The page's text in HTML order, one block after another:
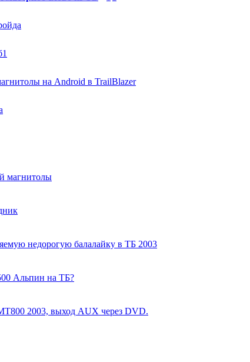
на Android в TrailBlazer
магнитолы
недорогую балалайку в ТБ 2003
Альпин на ТБ?
2003, выход AUX через DVD.